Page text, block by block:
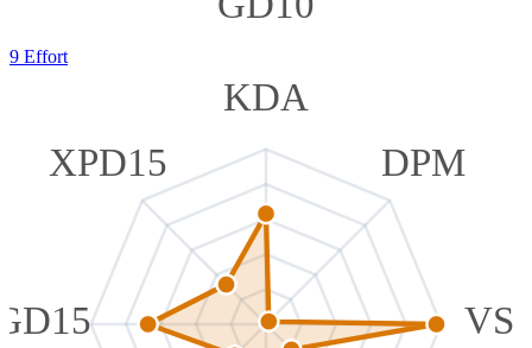
9 Effort
KDA
DPM
VS
XPD15